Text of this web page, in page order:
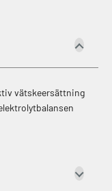
vätskeersättning